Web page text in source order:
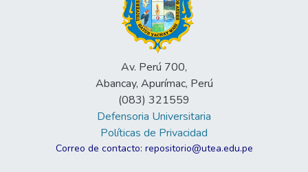
Av. Perú 700,
Abancay, Apurímac, Perú
(083) 321559
Defensoria Universitaria
Políticas de Privacidad
Correo de contacto: repositorio@utea.edu.pe